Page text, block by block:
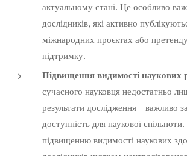
актуальному стані. Це особливо
дослідників, які активно
міжнародних проєктах або
підтримку.
Підвищення видимості наукових
сучасного науковця недостатньо
результати дослідження - важливо
доступність для наукової
підвищенню видимості наукових